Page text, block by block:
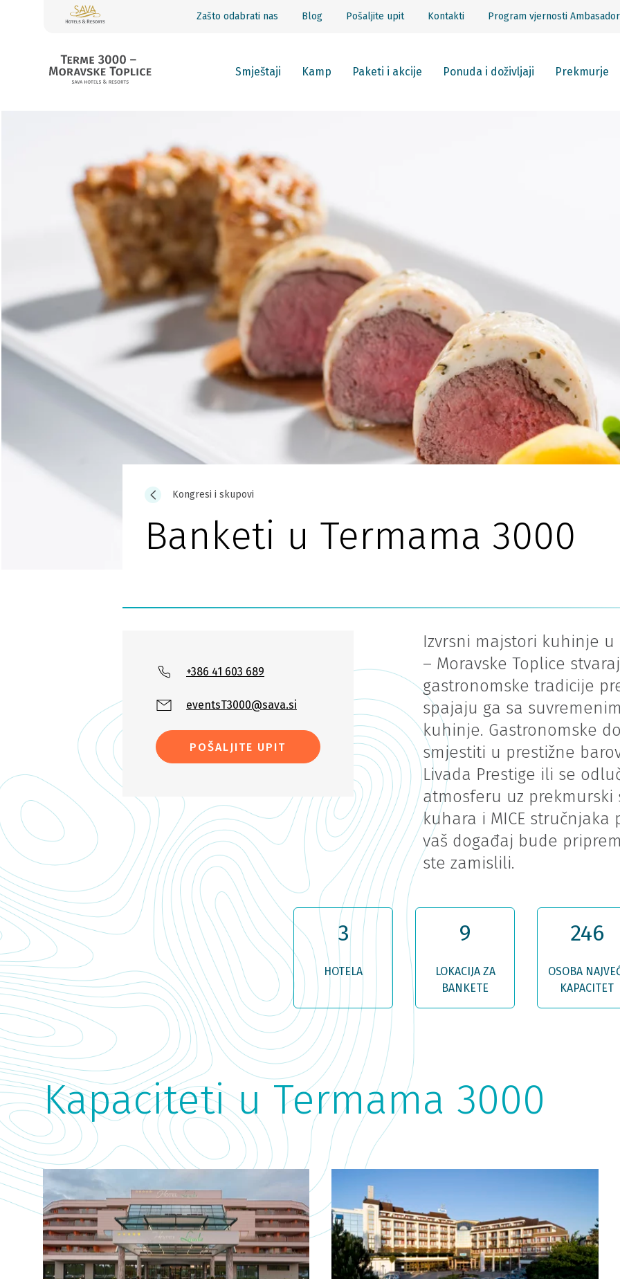
Zašto odabrati nas Blog Pošaljite upit Kontakti Program vjernosti Ambasador
Smještaji Kamp Paketi i akcije Ponuda i doživljaji Prekmurje
Kongresi i skupovi
Banketi u Termama 3000
Izvrsni majstori kuhinje
– Moravske Toplice
gastronomske tradicije
spajaju ga sa
kuhinje. Gastronomske
smjestiti u prestižne
Livada Prestige ili se
atmosferu uz prekmurski
kuhara i MICE stručnjaka
vaš događaj bude
ste zamislili.
+386 41 603 689
eventsT3000@sava.si
POŠALJITE UPIT
3
HOTELA
9
LOKACIJA ZA
BANKETE
246
OSOBA
KAPACITET
Kapaciteti u Termama 3000